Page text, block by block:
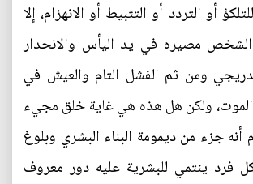
أو التردد أو التثبيط أو الانهزام، إلا
مصيره في يد اليأس والانحدار
ومن ثم الفشل التام والعيش في
ولكن هل هذه هي غاية خلق مجيء
أنه جزء من ديمومة البناء البشري وبلوغ
كل فرد ينتمي للبشرية عليه دور معروف